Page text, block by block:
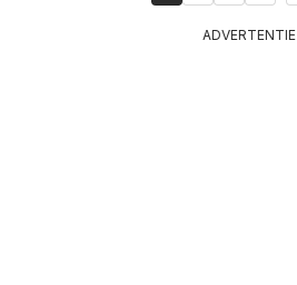
ADVERTENTIE